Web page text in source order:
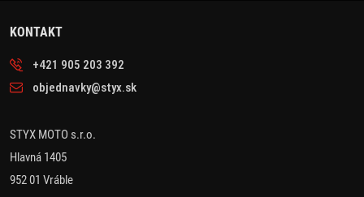
KONTAKT
+421 905 203 392
objednavky@styx.sk
STYX MOTO s.r.o.
Hlavná 1405
952 01 Vráble